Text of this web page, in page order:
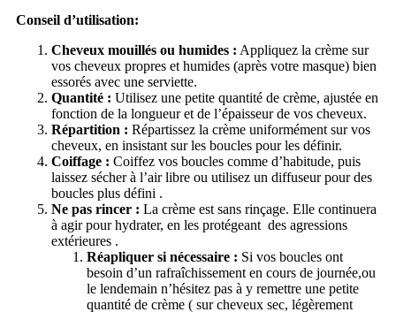
Conseil d’utilisation:
Cheveux mouillés ou humides : Appliquez la crème sur
vos cheveux propres et humides (après votre masque) bien
essorés avec une serviette.
Quantité : Utilisez une petite quantité de crème, ajustée en
fonction de la longueur et de l’épaisseur de vos cheveux.
Répartition : Répartissez la crème uniformément sur vos
cheveux, en insistant sur les boucles pour les définir.
Coiffage : Coiffez vos boucles comme d’habitude, puis
laissez sécher à l’air libre ou utilisez un diffuseur pour des
boucles plus défini .
Ne pas rincer : La crème est sans rinçage. Elle continuera
à agir pour hydrater, en les protégeant des agressions
extérieures .
Réapliquer si nécessaire : Si vos boucles ont
besoin d’un rafraîchissement en cours de journée,ou
le lendemain n’hésitez pas à y remettre une petite
quantité de crème ( sur cheveux sec, légèrement